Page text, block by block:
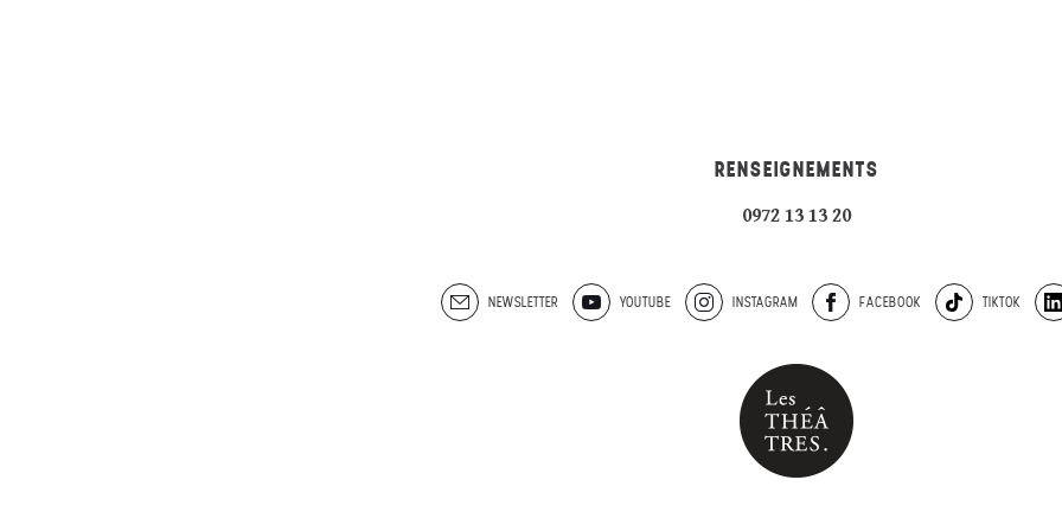
RENSEIGNEMENTS
0972 13 13 20
NEWSLETTER YOUTUBE INSTAGRAM FACEBOOK TIKTOK